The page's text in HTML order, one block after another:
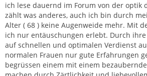
ich lese dauernd im Forum von der optik
zählt was anderes, auch ich bin durch
Alter ( 68 ) keine Augenweide mehr. Mit
ich nur entäuschungen erlebt. Durch
auf schnellen und optimalen Verdienst
normalen Frauen nur gute Erfahrungen
begrüssen einem mit einem